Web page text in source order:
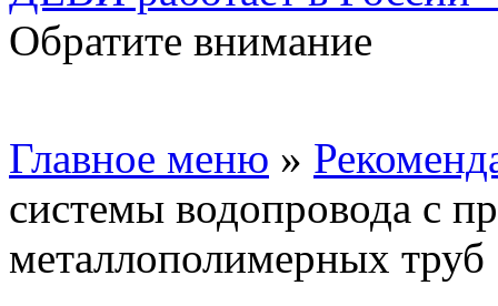
Обратите внимание
Главное меню »
системы водопровода с
металлополимерных труб